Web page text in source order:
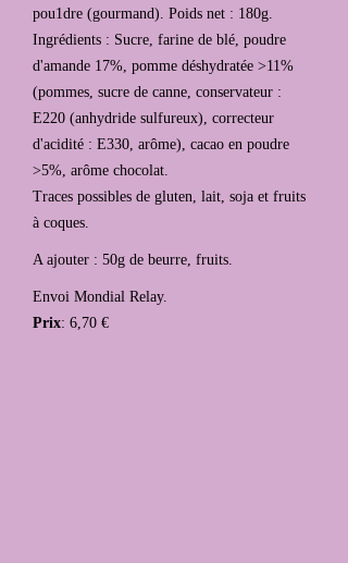
pou1dre (gourmand). Poids net : 180g.
Ingrédients : Sucre, farine de blé, poudre
d'amande 17%, pomme déshydratée >11%
(pommes, sucre de canne, conservateur :
E220 (anhydride sulfureux), correcteur
d'acidité : E330, arôme), cacao en poudre
>5%, arôme chocolat.
Traces possibles de gluten, lait, soja et fruits
à coques.
A ajouter : 50g de beurre, fruits.
Envoi Mondial Relay.
Prix: 6,70 €